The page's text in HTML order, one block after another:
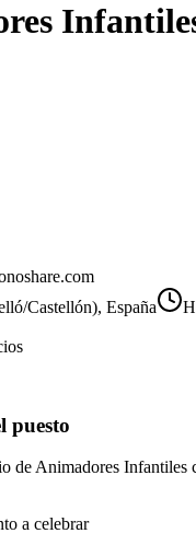
Castellón), España
puesto
de Animadores Infantiles
a celebrar